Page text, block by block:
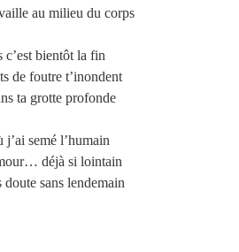
au milieu du corps
c’est bientôt la fin
de foutre t’inondent
ta grotte profonde
j’ai semé l’humain
déjà si lointain
doute sans lendemain